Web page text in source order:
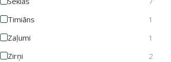
Timiāns
1
Zaļumi
1
Zirņi
2